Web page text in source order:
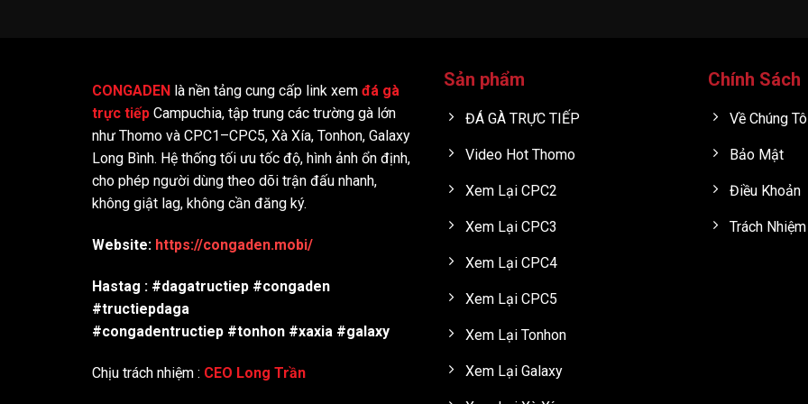
CONGADEN là nền tảng cung cấp link xem đá gà
trực tiếp Campuchia, tập trung các trường gà lớn
như Thomo và CPC1–CPC5, Xà Xía, Tonhon, Galaxy
Long Bình. Hệ thống tối ưu tốc độ, hình ảnh ổn định,
cho phép người dùng theo dõi trận đấu nhanh,
không giật lag, không cần đăng ký.
Website: https://congaden.mobi/
Hastag : #dagatructiep #congaden
#tructiepdaga
#congadentructiep #tonhon #xaxia #galaxy
Chịu trách nhiệm : CEO Long Trần
Sản phẩm
ĐÁ GÀ TRỰC TIẾP
Video Hot Thomo
Xem Lại CPC2
Xem Lại CPC3
Xem Lại CPC4
Xem Lại CPC5
Xem Lại Tonhon
Xem Lại Galaxy
Chính Sách
Về Chúng
Bảo Mật
Điều Khoản
Trách Nhiệm